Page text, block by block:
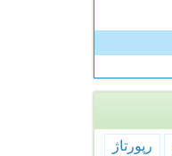
رپورتاژ